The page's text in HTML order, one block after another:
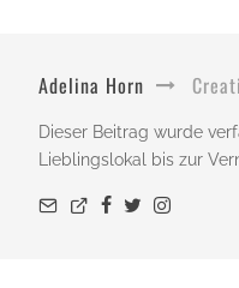
Adelina Horn
Dieser Beitrag wurde
Lieblingslokal bis zur